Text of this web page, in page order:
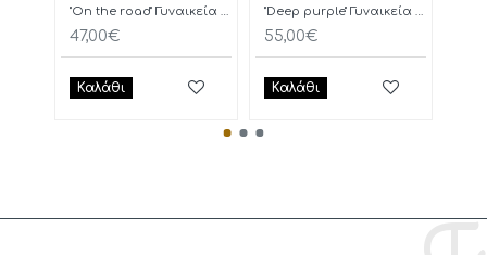
"On the road" Γυναικεία Ζώνη
47,00€
Καλάθι
"Deep purple" Γυναικεία Ζώνη
55,00€
Καλάθι